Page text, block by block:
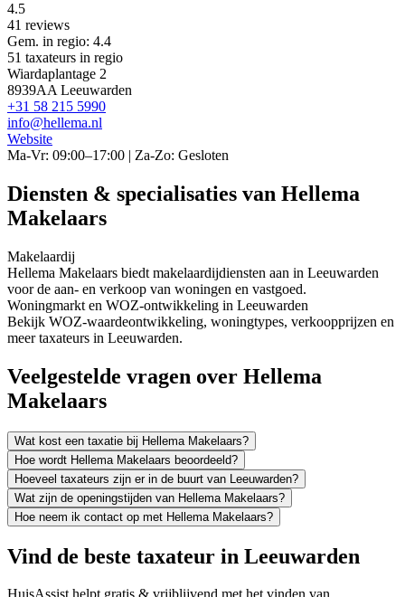
4.5
41 reviews
Gem. in regio: 4.4
51 taxateurs in regio
Wiardaplantage 2
8939AA Leeuwarden
+31 58 215 5990
info@hellema.nl
Website
Ma-Vr: 09:00–17:00 | Za-Zo: Gesloten
Diensten & specialisaties van Hellema
Makelaars
Makelaardij
Hellema Makelaars biedt makelaardijdiensten aan in Leeuwarden
voor de aan- en verkoop van woningen en vastgoed.
Woningmarkt en WOZ-ontwikkeling in Leeuwarden
Bekijk WOZ-waardeontwikkeling, woningtypes, verkoopprijzen en
meer taxateurs in Leeuwarden.
Veelgestelde vragen over Hellema
Makelaars
Wat kost een taxatie bij Hellema Makelaars?
Hoe wordt Hellema Makelaars beoordeeld?
Hoeveel taxateurs zijn er in de buurt van Leeuwarden?
Wat zijn de openingstijden van Hellema Makelaars?
Hoe neem ik contact op met Hellema Makelaars?
Vind de beste taxateur in Leeuwarden